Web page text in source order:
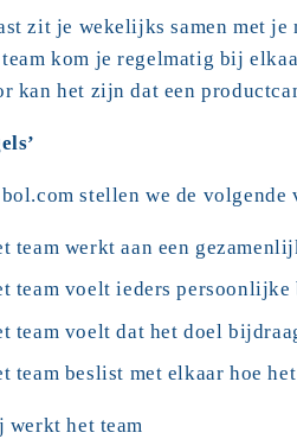
zit je wekelijks samen met
kom je regelmatig bij
kan het zijn dat een
stellen we de volgende
team werkt aan een
team voelt ieders
team voelt dat het doel
team beslist met elkaar hoe
werkt het team